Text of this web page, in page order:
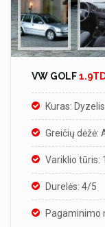
VW GOLF
Kuras: Dyzelis
Greičių dėžė:
Variklio tūris:
Durelės: 4/5
Pagaminimo